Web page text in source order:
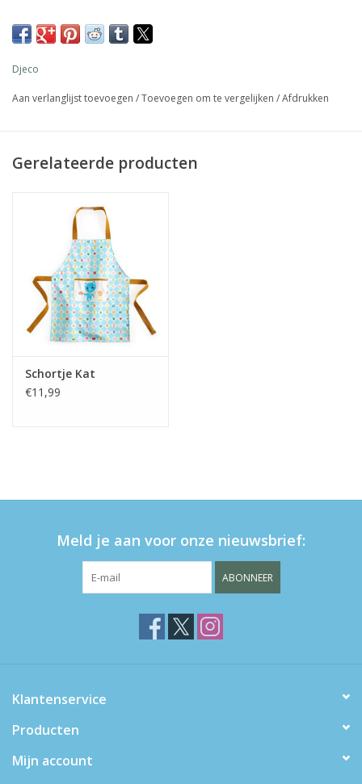
Djeco
Aan verlanglijst toevoegen /Toevoegen om te vergelijken /Afdrukken
Gerelateerde producten
Schortje Kat
€11,99
Meld je aan voor onze nieuwsbrief:
ABONNEER
Klantenservice
Producten
Mijn account